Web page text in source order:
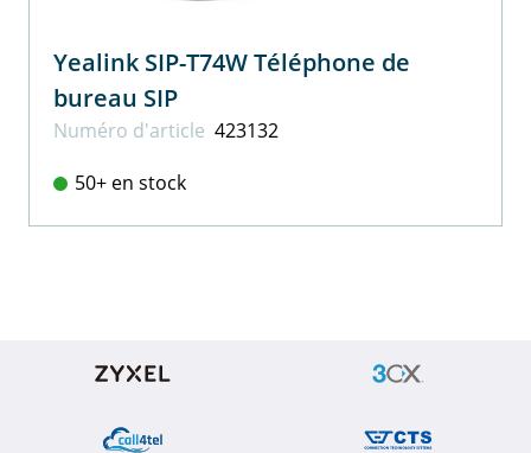
Yealink SIP-T74W Téléphone de
bureau SIP
Numéro d'article 423132
50+ en stock